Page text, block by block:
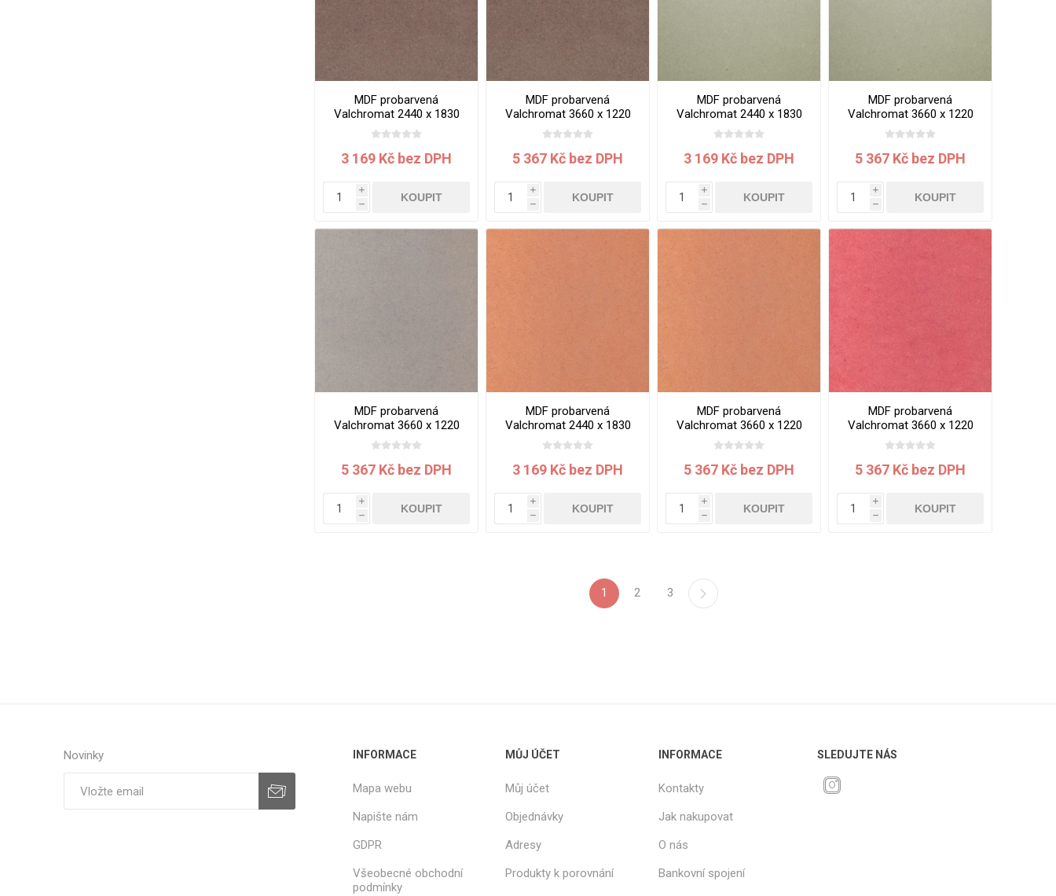
MDF probarvená
Valchromat 2440 x 1830
x 8 mm Chocolate Brown
3 169 Kč bez DPH
i
h
KOUPIT
MDF probarvená
Valchromat 3660 x 1220
x 19 mm Chocolate
Brown
5 367 Kč bez DPH
i
h
KOUPIT
MDF probarvená
Valchromat 2440 x 1830
x 8 mm Khaki
3 169 Kč bez DPH
i
h
KOUPIT
MDF probarvená
Valchromat 3660 x 1220
x 19 mm Khaki
5 367 Kč bez DPH
i
h
KOUPIT
MDF probarvená
Valchromat 3660 x 1220
x 19 mm Light Grey
5 367 Kč bez DPH
i
h
KOUPIT
MDF probarvená
Valchromat 2440 x 1830
x 8 mm Orange
3 169 Kč bez DPH
i
h
KOUPIT
MDF probarvená
Valchromat 3660 x 1220
x 19 mm Orange
5 367 Kč bez DPH
i
h
KOUPIT
MDF probarvená
Valchromat 3660 x 1220
x 19 mm Red
5 367 Kč bez DPH
i
h
KOUPIT
1 2 3
Novinky INFORMACE
Mapa webu
Napište nám
GDPR
Všeobecné obchodní
podmínky
MŮJ ÚČET
Můj účet
Objednávky
Adresy
Produkty k porovnání
INFORMACE
Kontakty
Jak nakupovat
O nás
Bankovní spojení
SLEDUJTE NÁS